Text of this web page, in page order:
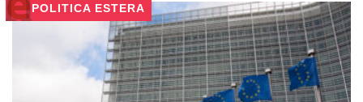
POLITICA ESTERA